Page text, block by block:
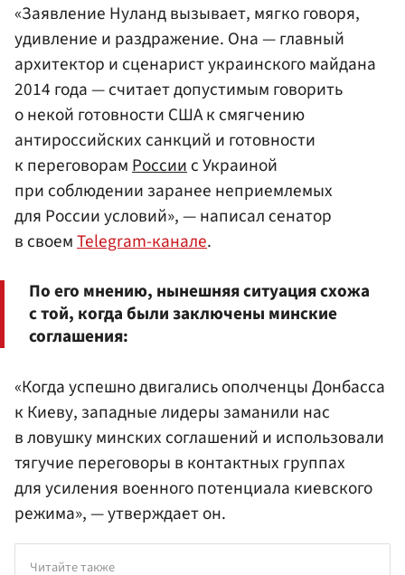
«Заявление Нуланд вызывает, мягко говоря,
удивление и раздражение. Она — главный
архитектор и сценарист украинского майдана
2014 года — считает допустимым говорить
о некой готовности США к смягчению
антироссийских санкций и готовности
к переговорамРоссиис Украиной
при соблюдении заранее неприемлемых
для России условий», — написал сенатор
в своемTelegram-канале.
По его мнению, нынешняя ситуация схожа
с той, когда были заключены минские
соглашения:
«Когда успешно двигались ополченцы Донбасса
к Киеву, западные лидеры заманили нас
в ловушку минских соглашений и использовали
тягучие переговоры в контактных группах
для усиления военного потенциала киевского
режима», — утверждает он.
Читайте также